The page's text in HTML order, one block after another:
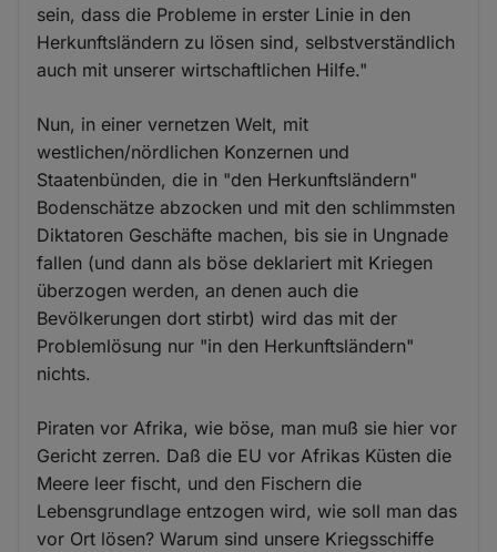
sein, dass die Probleme in erster Linie in den
Herkunftsländern zu lösen sind, selbstverständlich
auch mit unserer wirtschaftlichen Hilfe."
Nun, in einer vernetzen Welt, mit
westlichen/nördlichen Konzernen und
Staatenbünden, die in "den Herkunftsländern"
Bodenschätze abzocken und mit den schlimmsten
Diktatoren Geschäfte machen, bis sie in Ungnade
fallen (und dann als böse deklariert mit Kriegen
überzogen werden, an denen auch die
Bevölkerungen dort stirbt) wird das mit der
Problemlösung nur "in den Herkunftsländern"
nichts.
Piraten vor Afrika, wie böse, man muß sie hier vor
Gericht zerren. Daß die EU vor Afrikas Küsten die
Meere leer fischt, und den Fischern die
Lebensgrundlage entzogen wird, wie soll man das
vor Ort lösen? Warum sind unsere Kriegsschiffe